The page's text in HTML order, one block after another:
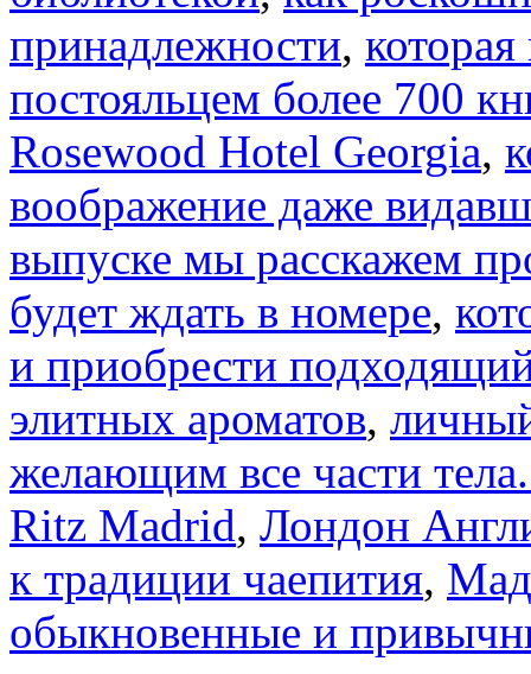
принадлежности, которая
постояльцем более 700
Rosewood Hotel Georgia,
воображение даже
выпуске мы расскажем
будет ждать в номере,
и приобрести
элитных ароматов,
желающим все части
Ritz Madrid, Лондон
к традиции чаепития,
обыкновенные и